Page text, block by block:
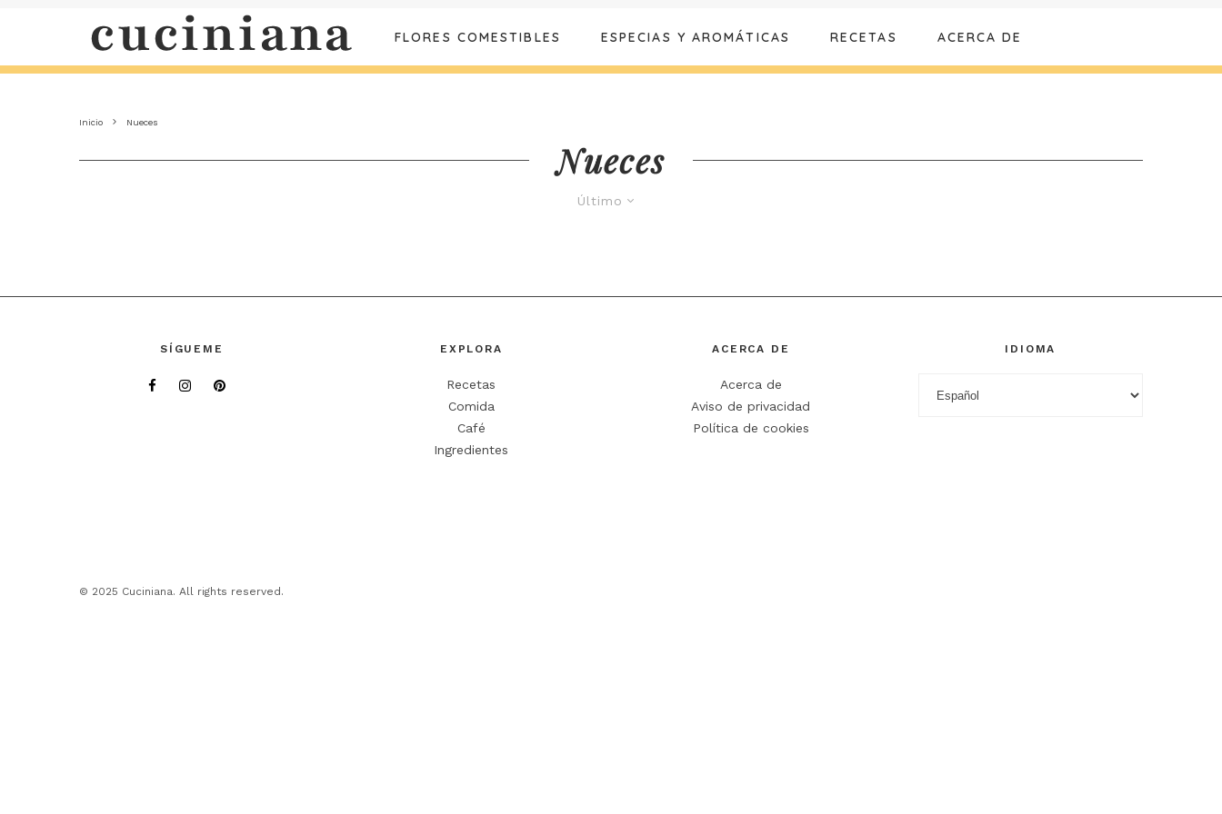
FLORES COMESTIBLES ESPECIAS Y AROMÁTICAS RECETAS ACERCA DE
Inicio Nueces
Nueces
Último
SÍGUEME EXPLORA
Recetas
Comida
Café
Ingredientes
ACERCA DE
Acerca de
Aviso de privacidad
Política de cookies
IDIOMA
© 2025 Cuciniana. All rights reserved.